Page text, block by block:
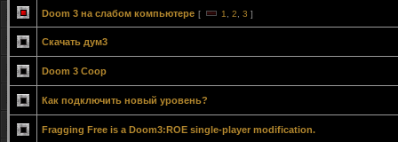
Doom 3 на слабом компьютере [ 1 2 3 ]
Скачать дум3
Doom 3 Coop
Как подключить новый уровень?
Fragging Free is a Doom3:ROE single-player modification.